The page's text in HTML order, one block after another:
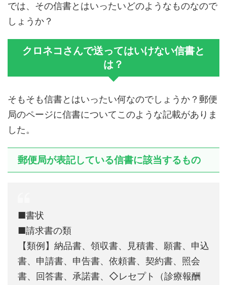
では、その信書とはいったいどのようなものなので
しょうか？
クロネコさんで送ってはいけない信書と
は？
そもそも信書とはいったい何なのでしょうか？郵便
局のページに信書についてこのような記載がありま
した。
郵便局が表記している信書に該当するもの
■書状
■請求書の類
【類例】納品書、領収書、見積書、願書、申込
書、申請書、申告書、依頼書、契約書、照会
書、回答書、承諾書、◇レセプト（診療報酬